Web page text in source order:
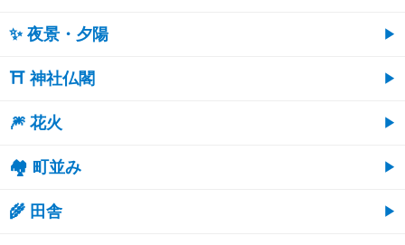
✨ 夜景・夕陽
⛩ 神社仏閣
🎆 花火
🏘 町並み
🌾 田舎